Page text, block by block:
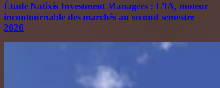
Étude Natixis Investment Managers : L’IA, moteur
incontournable des marchés au second semestre
2026